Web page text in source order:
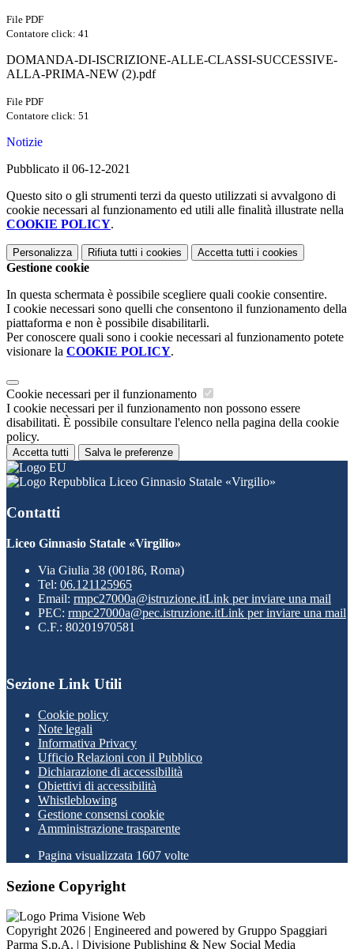
File PDF
Contatore click: 41
DOMANDA-DI-ISCRIZIONE-ALLE-CLASSI-SUCCESSIVE-
ALLA-PRIMA-NEW (2).pdf
File PDF
Contatore click: 51
Notizie
Pubblicato il 06-12-2021
Questo sito o gli strumenti terzi da questo utilizzati si avvalgono di
cookie necessari al funzionamento ed utili alle finalità illustrate nella
COOKIE POLICY.
Personalizza Rifiuta tutti i cookies Accetta tutti i cookies
Gestione cookie
In questa schermata è possibile scegliere quali cookie consentire.
I cookie necessari sono quelli che consentono il funzionamento della
piattaforma e non è possibile disabilitarli.
Per conoscere quali sono i cookie necessari al funzionamento potete
visionare la COOKIE POLICY.
Cookie necessari per il funzionamento
I cookie necessari per il funzionamento non possono essere
disabilitati. È possibile consultare l'elenco nella pagina della cookie
policy.
Accetta tutti Salva le preferenze
Liceo Ginnasio Statale «Virgilio»
Contatti
Liceo Ginnasio Statale «Virgilio»
Via Giulia 38 (00186, Roma)
Tel: 06.121125965
Email: rmpc27000a@istruzione.itLink per inviare una mail
PEC: rmpc27000a@pec.istruzione.itLink per inviare una mail
C.F.: 80201970581
Sezione Link Utili
Cookie policy
Note legali
Informativa Privacy
Ufficio Relazioni con il Pubblico
Dichiarazione di accessibilità
Obiettivi di accessibilità
Whistleblowing
Gestione consensi cookie
Amministrazione trasparente
Pagina visualizzata 1607 volte
Sezione Copyright
Copyright 2026 | Engineered and powered by Gruppo Spaggiari
Parma S.p.A. | Divisione Publishing & New Social Media